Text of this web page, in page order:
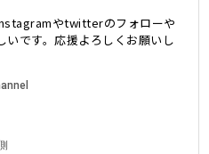
やtwitterのフォローや
いです。応援よろしくお願いし